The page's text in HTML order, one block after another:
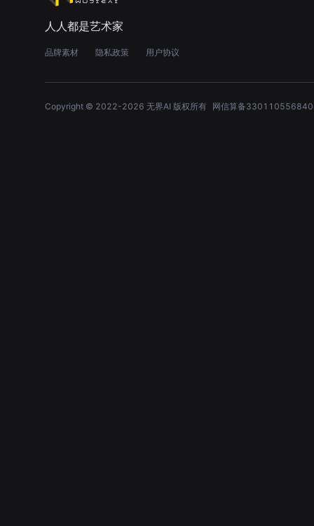
人人都是艺术家
品牌素材 隐私政策 用户协议
Copyright © 2022-2026 无界AI 版权所有 网信算备